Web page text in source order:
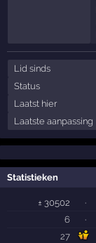
Lid sinds
Status
Laatst hier
Laatste aanpassing
Statistieken
± 30502 ·
6
·
27